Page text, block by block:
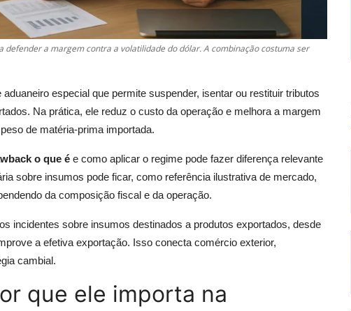
a margem contra a volatilidade do dólar. A combinação costuma ser
especial que permite suspender, isentar ou restituir tributos
Na prática, ele reduz o custo da operação e melhora a margem
de matéria-prima importada.
o que é e como aplicar o regime pode fazer diferença relevante
sobre insumos pode ficar, como referência ilustrativa de mercado,
da composição fiscal e da operação.
incidentes sobre insumos destinados a produtos exportados, desde
a efetiva exportação. Isso conecta comércio exterior,
cambial.
que ele importa na